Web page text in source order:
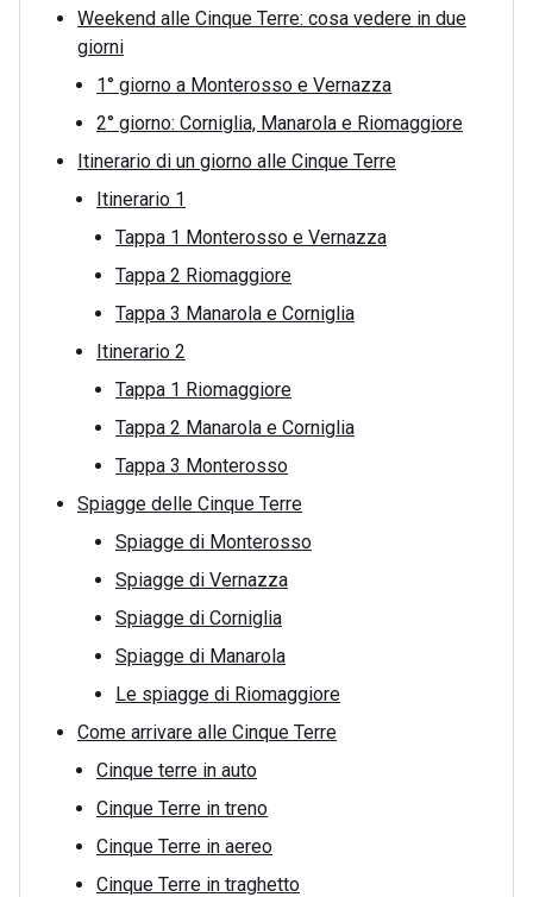
Weekend alle Cinque Terre: cosa vedere in due
giorni
1° giorno a Monterosso e Vernazza
2° giorno: Corniglia, Manarola e Riomaggiore
Itinerario di un giorno alle Cinque Terre
Itinerario 1
Tappa 1 Monterosso e Vernazza
Tappa 2 Riomaggiore
Tappa 3 Manarola e Corniglia
Itinerario 2
Tappa 1 Riomaggiore
Tappa 2 Manarola e Corniglia
Tappa 3 Monterosso
Spiagge delle Cinque Terre
Spiagge di Monterosso
Spiagge di Vernazza
Spiagge di Corniglia
Spiagge di Manarola
Le spiagge di Riomaggiore
Come arrivare alle Cinque Terre
Cinque terre in auto
Cinque Terre in treno
Cinque Terre in aereo
Cinque Terre in traghetto